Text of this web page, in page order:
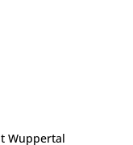
Wuppertal